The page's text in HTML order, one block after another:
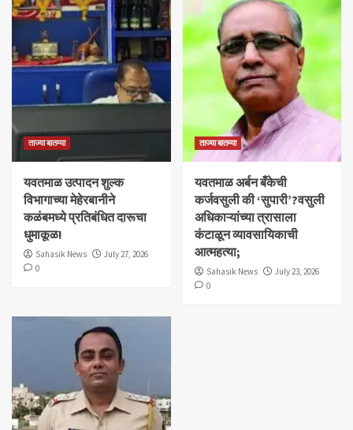
ताज्या बातम्या
यवतमाळ उत्पादन शुल्क
विभागाच्या मेहेरबानीने
कळंबमध्ये प्रतिबंधित दारूचा
धुमाकूळ!
Sahasik News
July 27, 2026
0
ताज्या बातम्या
​यवतमाळ अर्बन बँकेची
कर्जवसुली की ‘सुपारी’?वसुली
अधिकाऱ्यांच्या त्रासाला
कंटाळून व्यावसायिकाची
आत्महत्या;
Sahasik News
July 23, 2026
0